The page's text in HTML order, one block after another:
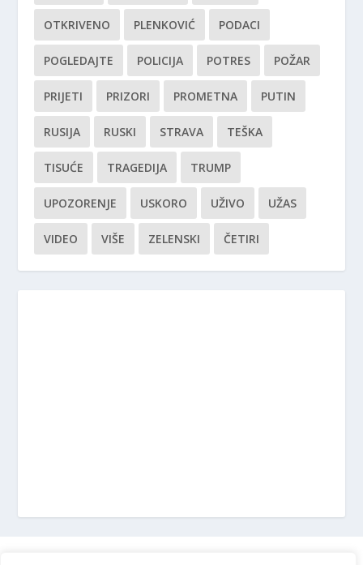
OTKRIVENO PLENKOVIĆ PODACI
POGLEDAJTE POLICIJA POTRES POŽAR
PRIJETI PRIZORI PROMETNA PUTIN
RUSIJA RUSKI STRAVA TEŠKA
TISUĆE TRAGEDIJA TRUMP
UPOZORENJE USKORO UŽIVO UŽAS
VIDEO VIŠE ZELENSKI ČETIRI